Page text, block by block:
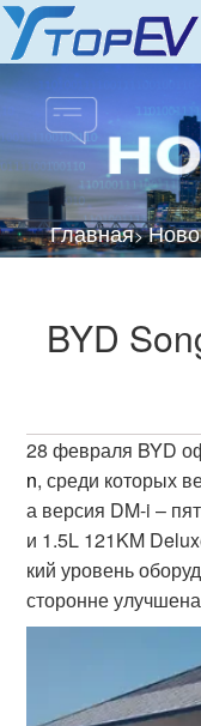
Главная>
BYD
28 февраля BYD
n, среди которых
а версия DM-i –
и 1.5L 121KM
кий уровень
сторонне